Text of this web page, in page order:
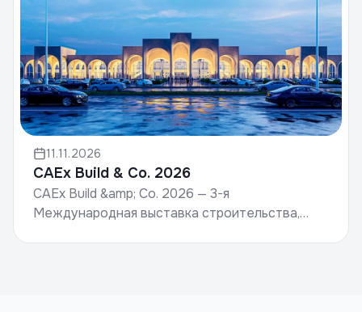
11.11.2026
CAEx Build & Co. 2026
CAEx Build &amp; Co. 2026 — 3-я
Международная выставка строительства,